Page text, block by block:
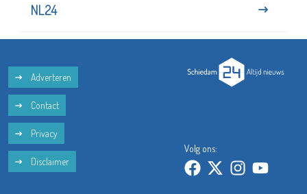
NL24
Adverteren
Contact
Privacy
Disclaimer
Volg ons: